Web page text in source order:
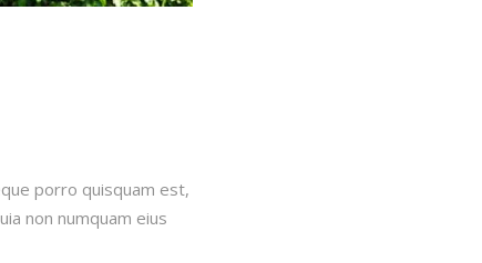
porro quisquam est,
non numquam eius